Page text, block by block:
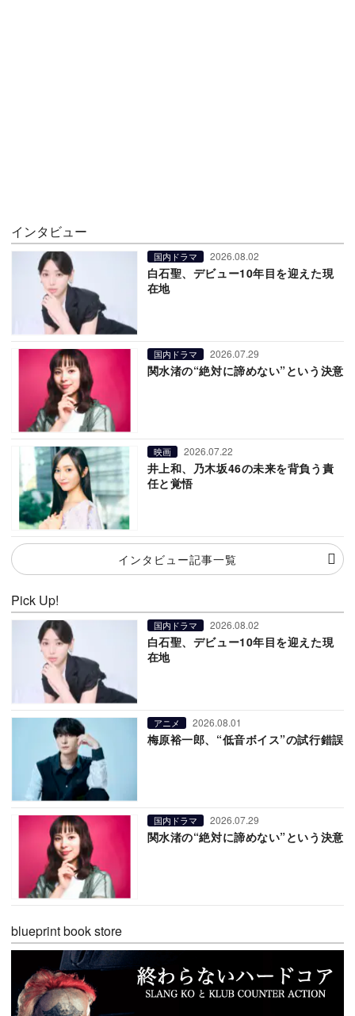
インタビュー
国内ドラマ 2026.08.02
白石聖、デビュー10年目を迎えた現
在地
国内ドラマ 2026.07.29
関水渚の“絶対に諦めない”という決意
映画 2026.07.22
井上和、乃木坂46の未来を背負う責
任と覚悟
インタビュー記事一覧
Pick Up!
国内ドラマ 2026.08.02
白石聖、デビュー10年目を迎えた現
在地
アニメ 2026.08.01
梅原裕一郎、“低音ボイス”の試行錯誤
国内ドラマ 2026.07.29
関水渚の“絶対に諦めない”という決意
blueprint book store